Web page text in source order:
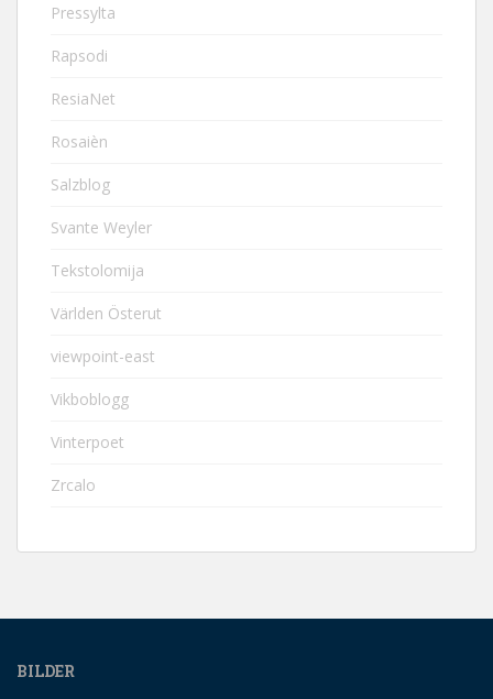
Pressylta
Rapsodi
ResiaNet
Rosaièn
Salzblog
Svante Weyler
Tekstolomija
Världen Österut
viewpoint-east
Vikboblogg
Vinterpoet
Zrcalo
BILDER